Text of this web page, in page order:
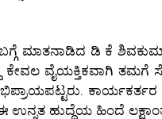
ಮಾತನಾಡಿದ ಡಿ ಕೆ
ಕೇವಲ ವೈಯಕ್ತಿಕವಾಗಿ ತಮಗೆ
ಕಾರ್ಯಕರ್ತರ
ಉನ್ನತ ಹುದ್ದೆಯ ಹಿಂದೆ